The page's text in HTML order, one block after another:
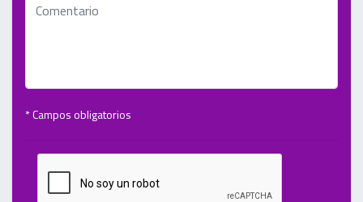
* Campos obligatorios